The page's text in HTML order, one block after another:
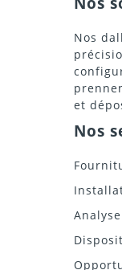
Nos
et
Nos